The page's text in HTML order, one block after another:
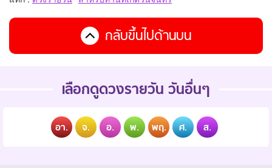
กลับขึ้นไปด้านบน
เลือกดูดวงรายวัน วันอื่นๆ
อา. จ. อ. พ. พฤ. ศ. ส.